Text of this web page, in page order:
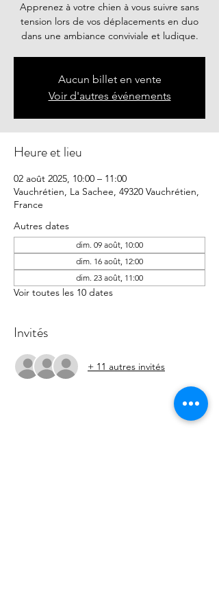
Apprenez à votre chien à vous suivre sans
tension lors de vos déplacements en duo
dans une ambiance conviviale et ludique.
Aucun billet en vente
Voir d'autres événements
Heure et lieu
02 août 2025, 10:00 – 11:00
Vauchrétien, La Sachee, 49320 Vauchrétien,
France
Autres dates
dim. 09 août, 10:00
dim. 16 août, 12:00
dim. 23 août, 11:00
Voir toutes les 10 dates
Invités
+ 11 autres invités